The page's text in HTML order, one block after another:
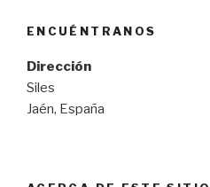
ENCUÉNTRANOS
Dirección
Siles
Jaén, España